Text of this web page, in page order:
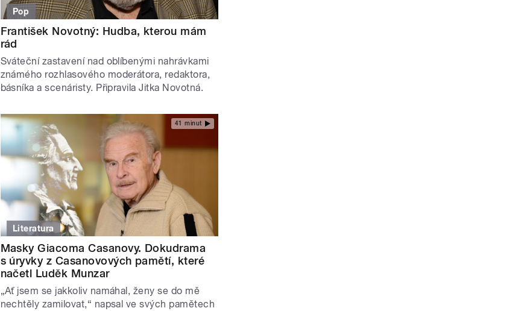
Pop
František Novotný: Hudba, kterou mám
rád
Sváteční zastavení nad oblíbenými nahrávkami
známého rozhlasového moderátora, redaktora,
básníka a scenáristy. Připravila Jitka Novotná.
41 minut
Literatura
Masky Giacoma Casanovy. Dokudrama
s úryvky z Casanovových pamětí, které
načetl Luděk Munzar
„Ať jsem se jakkoliv namáhal, ženy se do mě
nechtěly zamilovat,“ napsal ve svých pamětech